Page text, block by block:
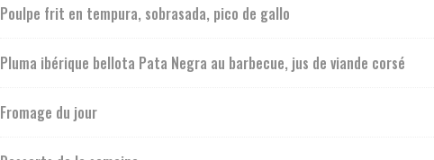
Poulpe frit en tempura, sobrasada, pico de gallo
Pluma ibérique bellota Pata Negra au barbecue, jus de viande corsé
Fromage du jour